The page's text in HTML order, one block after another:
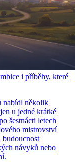
i příběhy, které
nabídl několik
u jedné krátké
šestnácti letech
mistrovství
budoucnost
návyků nebo